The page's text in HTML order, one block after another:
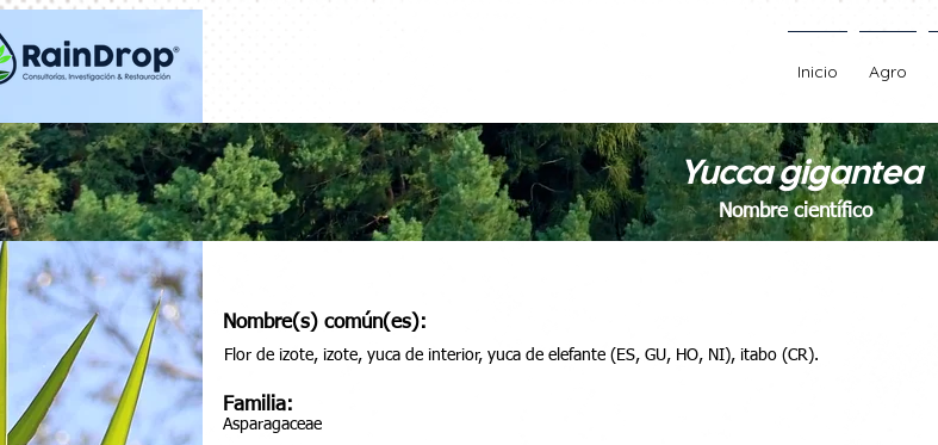
Inicio Agro
Nombre(s) común(es):
Flor de izote, izote, yuca de interior, yuca de elefante (ES, GU, HO, NI), itabo (CR).
Familia:
Asparagaceae
Yucca gigantea
Nombre científico